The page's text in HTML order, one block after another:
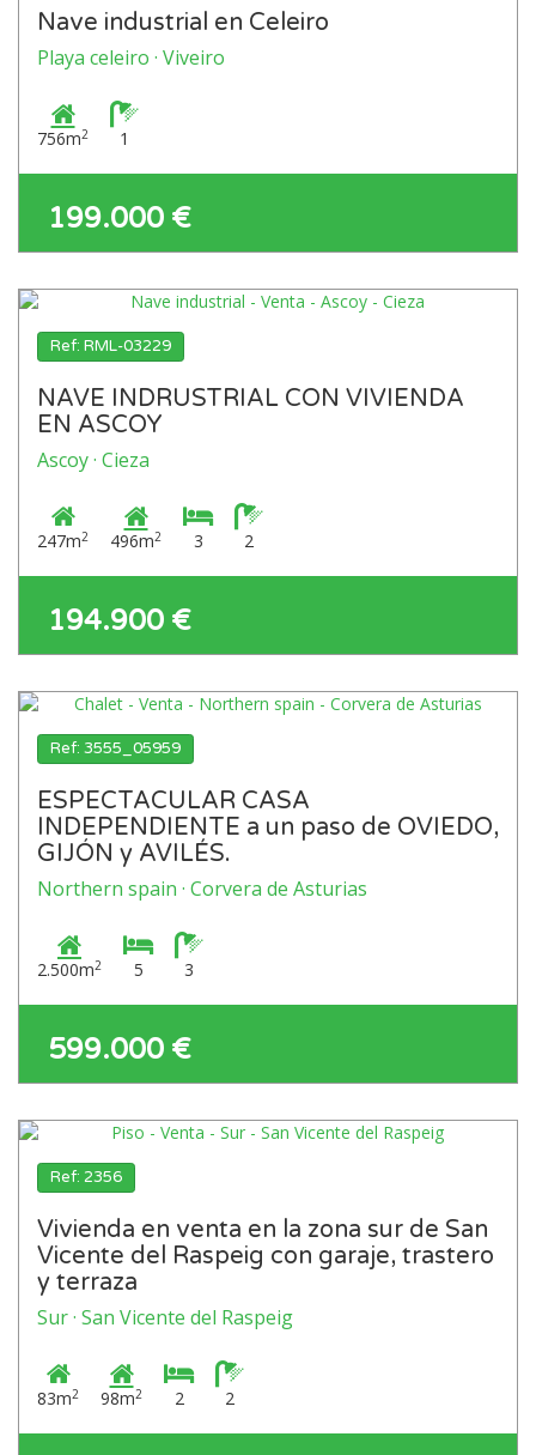
Nave industrial en Celeiro
Playa celeiro · Viveiro
756m2 1
199.000 €
Ref: RML-03229
NAVE INDRUSTRIAL CON VIVIENDA
EN ASCOY
Ascoy · Cieza
247m2 496m2 3 2
194.900 €
Ref: 3555_05959
ESPECTACULAR CASA
INDEPENDIENTE a un paso de OVIEDO,
GIJÓN y AVILÉS.
Northern spain · Corvera de Asturias
2.500m2 5 3
599.000 €
Ref: 2356
Vivienda en venta en la zona sur de San
Vicente del Raspeig con garaje, trastero
y terraza
Sur · San Vicente del Raspeig
83m2 98m2 2 2